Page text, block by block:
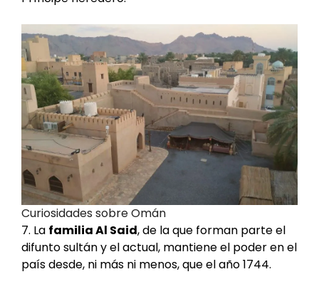
Curiosidades sobre Omán
7. La familia Al Said, de la que forman parte el
difunto sultán y el actual, mantiene el poder en el
país desde, ni más ni menos, que el año 1744.